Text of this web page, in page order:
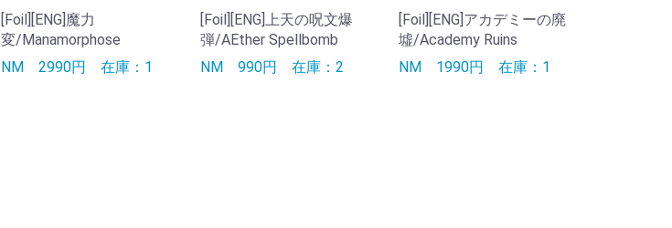
[Foil][ENG]魔力
変/Manamorphose
NM2990円在庫：1
[Foil][ENG]上天の呪文爆
弾/AEther Spellbomb
NM 990円 在庫：2
[Foil][ENG]アカデミーの廃
墟/Academy Ruins
NM 1990円在庫：1